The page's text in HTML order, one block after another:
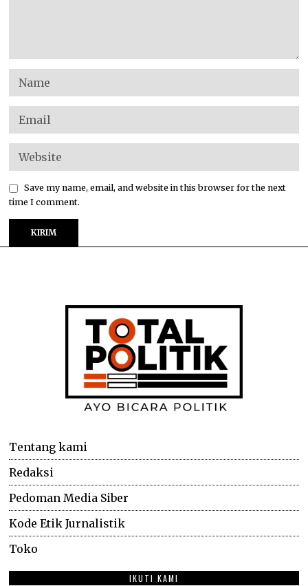
Save my name, email, and website in this browser for the next
time I comment.
Tentang kami
Redaksi
Pedoman Media Siber
Kode Etik Jurnalistik
Toko
IKUTI KAMI